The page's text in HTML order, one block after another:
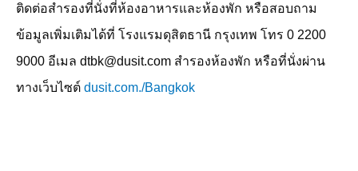
ติดต่อสำรองที่นั่งที่ห้องอาหารและห้องพัก หรือสอบถาม
ข้อมูลเพิ่มเติมได้ที่ โรงแรมดุสิตธานี กรุงเทพ โทร 0 2200
9000 อีเมล dtbk@dusit.com สำรองห้องพัก หรือที่นั่งผ่าน
ทางเว็บไซต์ dusit.com./Bangkok